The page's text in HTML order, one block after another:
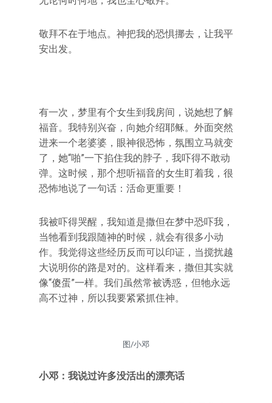
敬拜不在于地点。神把我的恐惧挪去，让我平
安出发。
有一次，梦里有个女生到我房间，说她想了解
福音。我特别兴奋，向她介绍耶稣。外面突然
进来一个老婆婆，眼神很恐怖，氛围立马就变
了，她“啪”一下掐住我的脖子，我吓得不敢动
弹。这时候，那个想听福音的女生盯着我，很
恐怖地说了一句话：活命更重要！
我被吓得哭醒，我知道是撒但在梦中恐吓我，
当牠看到我跟随神的时候，就会有很多小动
作。我觉得这些经历反而可以印证，当搅扰越
大说明你的路是对的。这样看来，撒但其实就
像“傻蛋”一样。我们虽然常被诱惑，但牠永远
高不过神，所以我要紧紧抓住神。
图/小邓
小邓：我说过许多没活出的漂亮话